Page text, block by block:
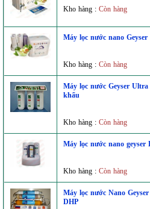
Kho hàng : Còn hàng
Máy lọc nước nano Geyser
Kho hàng : Còn hàng
Máy lọc nước Geyser
khẩu
Kho hàng : Còn hàng
Máy lọc nước nano geyser
Kho hàng : Còn hàng
Máy lọc nước Nano
DHP